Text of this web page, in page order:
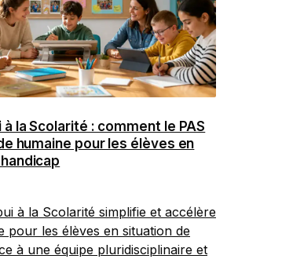
à la Scolarité : comment le PAS
humaine pour les élèves en
à la Scolarité simplifie et accélère
pour les élèves en situation de
à une équipe pluridisciplinaire et